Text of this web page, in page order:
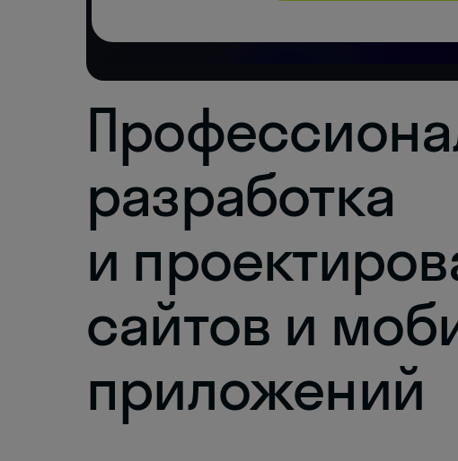
разработка
и
сайтов и
приложений